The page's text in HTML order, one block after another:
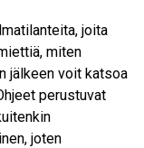
joita
miten
jälkeen voit katsoa
perustuvat
joten